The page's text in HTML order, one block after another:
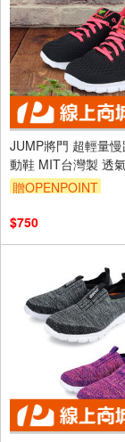
JUMP將門 超輕量
動鞋 MIT台灣製 透
耐穿 Q彈 釋壓 抗菌
贈OPENPOINT
$750